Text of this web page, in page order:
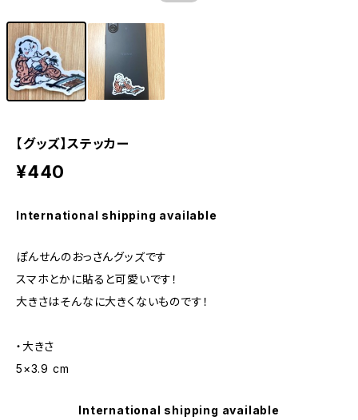
【グッズ】ステッカー
¥440
International shipping available
ぽんせんのおっさんグッズです
スマホとかに貼ると可愛いです！
大きさはそんなに大きくないものです！
・大きさ
5×3.9 cm
International shipping available